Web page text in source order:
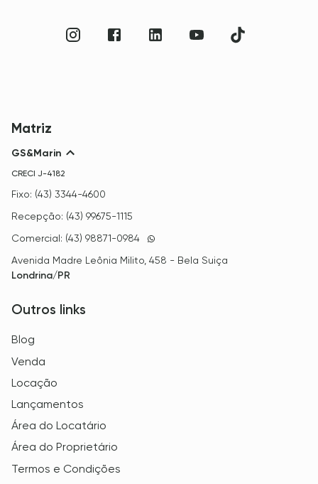
Matriz
GS&Marin
CRECI J-4182
Fixo: (43) 3344-4600
Recepção: (43) 99675-1115
Comercial: (43) 98871-0984
Avenida Madre Leônia Milito, 458 - Bela Suiça
Londrina/PR
Outros links
Blog
Venda
Locação
Lançamentos
Área do Locatário
Área do Proprietário
Termos e Condições